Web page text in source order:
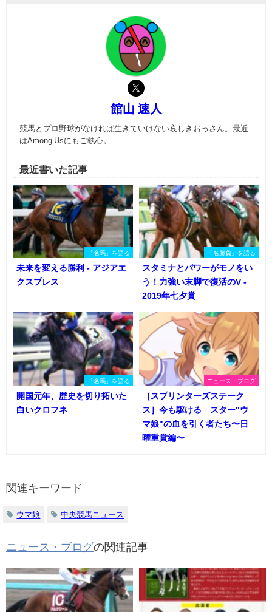
館山 速人
競馬とプロ野球がなければ生きていけない哀しきおっさん。最近
はAmong Usにもご執心。
最近書いた記事
「名馬」を語る
未来を変える勝利 - アジアエ
クスプレス
「名勝負」を語る
スタミナとパワーがモノをい
う！力強い末脚で復活のV -
2019年七夕賞
「名馬」を語る
開国元年、歴史を切り拓いた
白いクロフネ
ニュース・ブログ
［スプリンターズステーク
ス］今も駆ける スター"ウ
マ娘"の血を引く者たち〜日
曜重賞編〜
関連キーワード
ウマ娘 中央競馬ニュース
ニュース・ブログの関連記事